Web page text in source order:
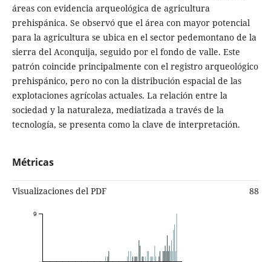
áreas con evidencia arqueológica de agricultura
prehispánica. Se observó que el área con mayor potencial
para la agricultura se ubica en el sector pedemontano de la
sierra del Aconquija, seguido por el fondo de valle. Este
patrón coincide principalmente con el registro arqueológico
prehispánico, pero no con la distribución espacial de las
explotaciones agrícolas actuales. La relación entre la
sociedad y la naturaleza, mediatizada a través de la
tecnología, se presenta como la clave de interpretación.
Métricas
Visualizaciones del PDF 88
9